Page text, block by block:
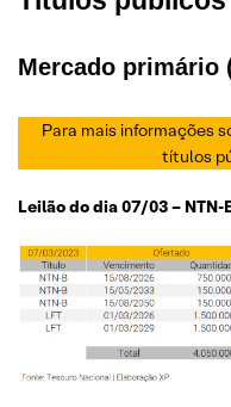
Mercado primário
Para mais informações
títulos
Leilão do dia 07/03 – NTN-